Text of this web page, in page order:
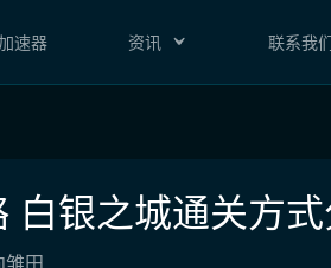
速器 资讯 联系我
白银之城通关方
田